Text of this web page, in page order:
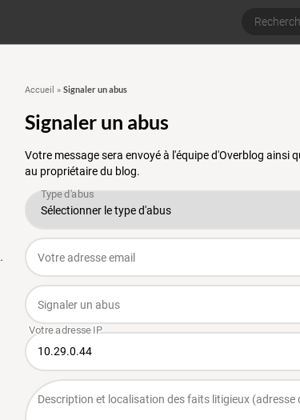
Accueil » Signaler un abus
Signaler un abus
Votre message sera envoyé à l'équipe d'Overblog ainsi
au propriétaire du blog.